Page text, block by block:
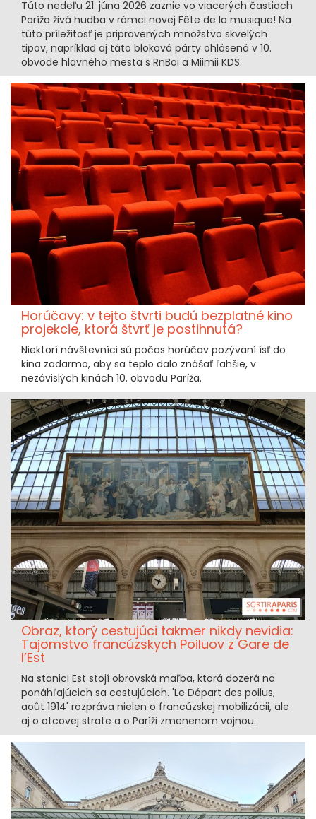
Túto nedeľu 21. júna 2026 zaznie vo viacerých častiach
Paríža živá hudba v rámci novej Fête de la musique! Na
túto príležitosť je pripravených množstvo skvelých
tipov, napríklad aj táto bloková párty ohlásená v 10.
obvode hlavného mesta s RnBoi a Miimii KDS.
Horúčavy: v tejto štvrti budú bezplatné kino
projekcie, ktorá štvrť je postihnutá?
Niektorí návštevníci sú počas horúčav pozývaní ísť do
kina zadarmo, aby sa teplo dalo znášať ľahšie, v
nezávislých kinách 10. obvodu Paríža.
Obraz, ktorý cestujúci takmer nikdy nevidia:
Tajomstvo francúzskych Poiluov z Gare de
l’Est
Na stanici Est stojí obrovská maľba, ktorá dozerá na
ponáhľajúcich sa cestujúcich. 'Le Départ des poilus,
août 1914' rozpráva nielen o francúzskej mobilizácii, ale
aj o otcovej strate a o Paríži zmenenom vojnou.